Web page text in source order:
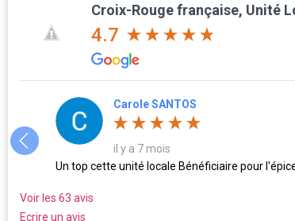
Croix-Rouge française, Unité
4.7
Carole SANTOS
il y a 7 mois
Un top cette unité locale Bénéficiaire pour
Voir les 63 avis
Ecrire un avis